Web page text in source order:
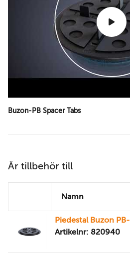
Buzon-PB Spacer Tabs
Är tillbehör till
Namn
Piedestal Buzon
Artikelnr: 820940